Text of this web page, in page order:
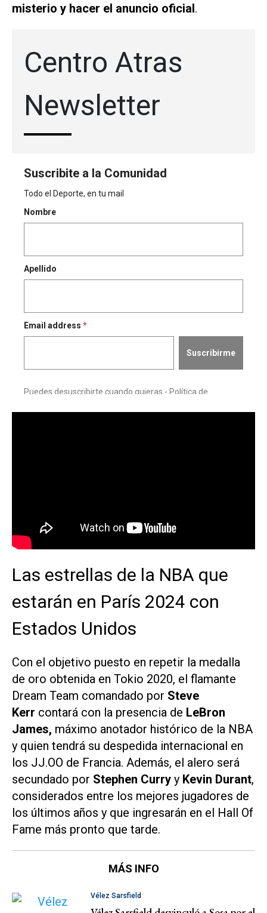
misterio y hacer el anuncio oficial.
Las estrellas de la NBA que
estarán en París 2024 con
Estados Unidos
Con el objetivo puesto en repetir la medalla
de oro obtenida en Tokio 2020, el flamante
Dream Team comandado por Steve
Kerr contará con la presencia de LeBron
James, máximo anotador histórico de la NBA
y quien tendrá su despedida internacional en
los JJ.OO de Francia. Además, el alero será
secundado por Stephen Curry y Kevin Durant,
considerados entre los mejores jugadores de
los últimos años y que ingresarán en el Hall Of
Fame más pronto que tarde.
MÁS INFO
Vélez Sarsfield